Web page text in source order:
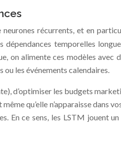
neurones récurrents, et en
temporelles
on alimente ces modèles avec
les événements calendaires.
d’optimiser les budgets
qu’elle n’apparaisse dans
En ce sens, les LSTM jouent